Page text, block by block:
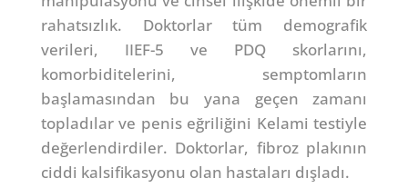
rahatsızlık. Doktorlar tüm demografik
verileri, IIEF-5 ve PDQ skorlarını,
komorbiditelerini, semptomların
başlamasından bu yana geçen zamanı
topladılar ve penis eğriliğini Kelami testiyle
değerlendirdiler. Doktorlar, fibroz plakının
ciddi kalsifikasyonu olan hastaları dışladı.